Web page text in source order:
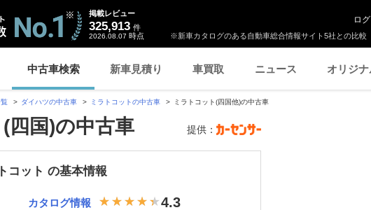
※新車カタログのある自動車総合情報サイト5社との比較
掲載レビュー
325,913 件
2026.08.07 時点
ロ
中古車検索 新車見積り 車買取 ニュース オリジ
ダイハツの中古車 ミラトコットの中古車 ミラトコット(四国他)の中古車
四国)の中古車 提供：
コット の基本情報
カタログ情報 4.3